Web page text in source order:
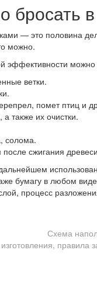
бросать
— это половина
можно.
эффективности можно
ветки.
помет птиц и
также их очистки.
солома.
сжигания
бумагу в любом
процесс
Схема